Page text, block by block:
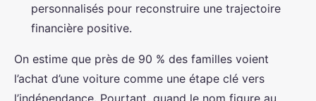
personnalisés pour reconstruire une trajectoire
financière positive.
On estime que près de 90 % des familles voient
l’achat d’une voiture comme une étape clé vers
l’indépendance. Pourtant, quand le nom figure au